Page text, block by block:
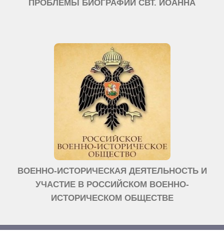
ПРОБЛЕМЫ БИОГРАФИИ СВТ. ИОАННА
ВОЕННО-ИСТОРИЧЕСКАЯ ДЕЯТЕЛЬНОСТЬ И
УЧАСТИЕ В РОССИЙСКОМ ВОЕННО-
ИСТОРИЧЕСКОМ ОБЩЕСТВЕ